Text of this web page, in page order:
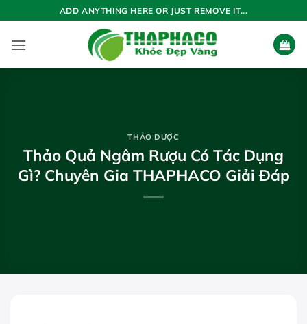
qua
nội
ADD ANYTHING HERE OR JUST REMOVE IT...
THẢO DƯỢC
Thảo Quả Ngâm Rượu Có Tác Dụng
Gì? Chuyên Gia THAPHACO Giải Đáp